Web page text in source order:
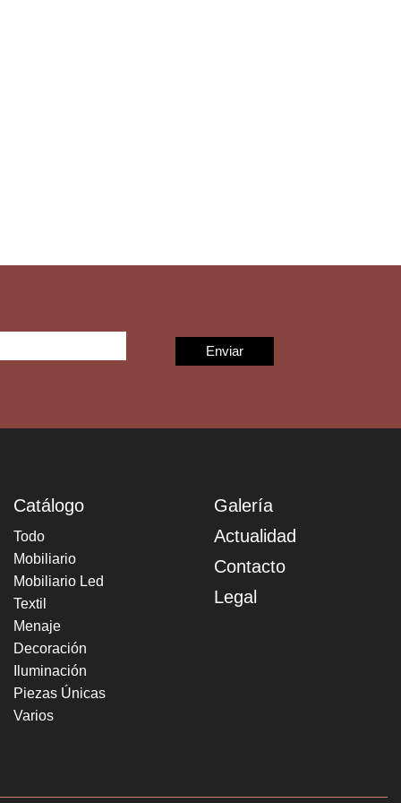
Catálogo
Todo
Mobiliario
Mobiliario Led
Textil
Menaje
Decoración
Iluminación
Piezas Únicas
Varios
Galería
Actualidad
Contacto
Legal